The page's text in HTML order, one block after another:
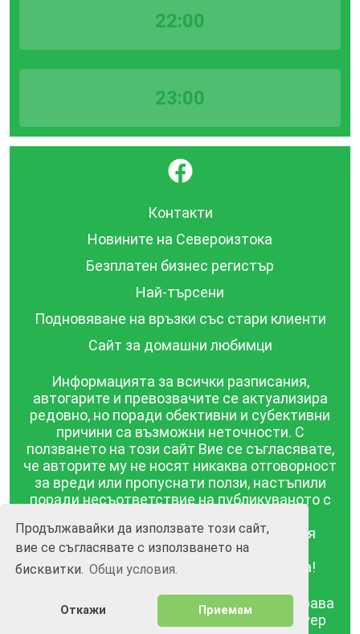
Продължавайки да използвате този сайт,
вие се съгласявате с използването на
бисквитки. Общи условия.
Откажи Приемам
22:00
23:00
}
Контакти
Новините на Североизтока
Безплатен бизнес регистър
Най-търсени
Подновяване на връзки със стари клиенти
Сайт за домашни любимци
Информацията за всички разписания,
автогарите и превозвачите се актуализира
редовно, но поради обективни и субективни
причини са възможни неточности. С
ползването на този сайт Вие се съгласявате,
че авторите му не носят никаква отговорност
за вреди или пропуснати ползи, настъпили
поради несъответствие на публикуваното с
публикувана в този сайт се предоставя
такава каквато е, без гаранция за
съответствието ѝ с действителността!
BGrazpisanie.com © 2008 - 2026, Всички права
Изработка на уебсайт и софтуер